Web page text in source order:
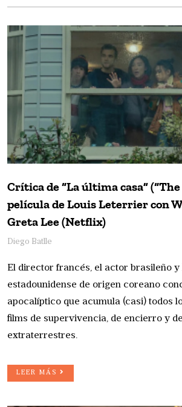
Crítica de “La última casa”
película de Louis Leterrier con
Greta Lee (Netflix)
Diego Batlle
El director francés, el actor brasileño y
estadounidense de origen coreano
apocalíptico que acumula (casi) todos
films de supervivencia, de encierro y
extraterrestres.
LEER MÁS